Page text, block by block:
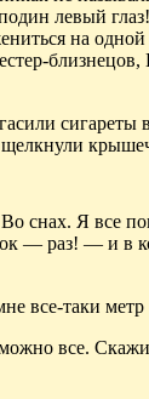
левый
на
сигареты
щелкнули
снах. Я все
— раз! — и в
все-таки метр
все.